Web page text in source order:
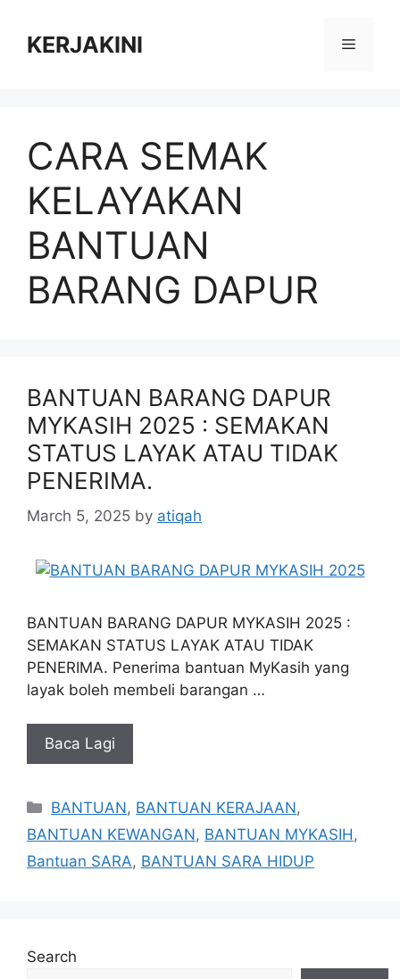
contentKERJAKINI Menu
CARA SEMAK
KELAYAKAN
BANTUAN
BARANG DAPUR
BANTUAN BARANG DAPUR
MYKASIH 2025 : SEMAKAN
STATUS LAYAK ATAU TIDAK
PENERIMA.
March 5, 2025 by atiqah
BANTUAN BARANG DAPUR MYKASIH 2025 :
SEMAKAN STATUS LAYAK ATAU TIDAK
PENERIMA. Penerima bantuan MyKasih yang
layak boleh membeli barangan …
Baca Lagi
Categories
BANTUAN, BANTUAN KERAJAAN,
BANTUAN KEWANGAN, BANTUAN MYKASIH,
Bantuan SARA, BANTUAN SARA HIDUP
Search